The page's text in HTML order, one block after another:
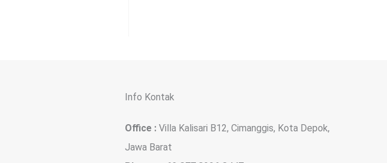
Info Kontak
Office : Villa Kalisari B12, Cimanggis, Kota Depok,
Jawa Barat